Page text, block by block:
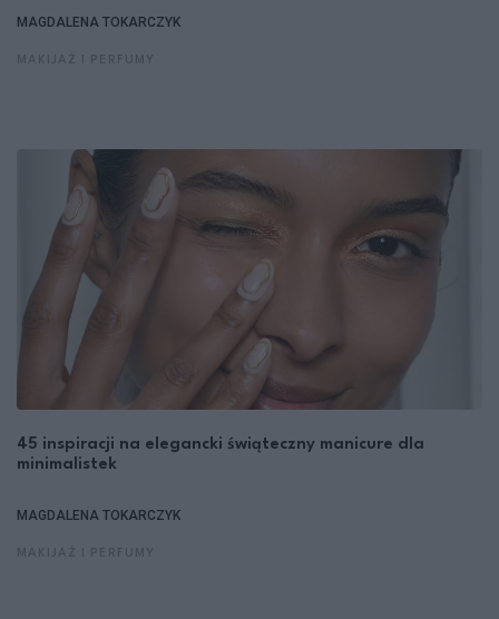
MAGDALENA TOKARCZYK
45 inspiracji na elegancki świąteczny manicure dla
minimalistek
MAGDALENA TOKARCZYK